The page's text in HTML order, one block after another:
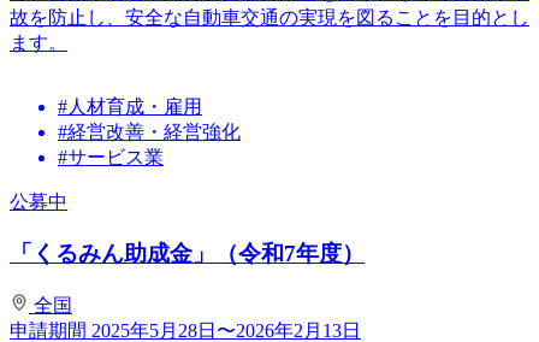
故を防止し、安全な自動車交通の実現を図ることを目的とし
ます。
#人材育成・雇用
#経営改善・経営強化
#サービス業
公募中
「くるみん助成金」（令和7年度）
全国
申請期間 2025年5月28日〜2026年2月13日